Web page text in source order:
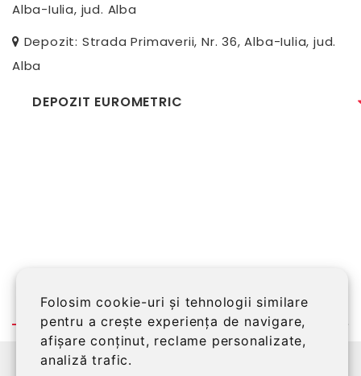
Folosim cookie-uri și tehnologii similare
pentru a crește experiența de navigare,
afișare conținut, reclame personalizate,
analiză trafic.
Alba-Iulia, jud. Alba
Depozit: Strada Primaverii, Nr. 36, Alba-Iulia, jud.
Alba
DEPOZIT EUROMETRIC
©2026 EUROMETRIC SRL, Alba Iulia, RO14151399,